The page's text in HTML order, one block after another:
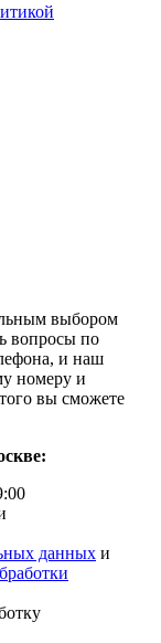
выбором
вопросы по
и наш
номеру и
вы сможете
данных и